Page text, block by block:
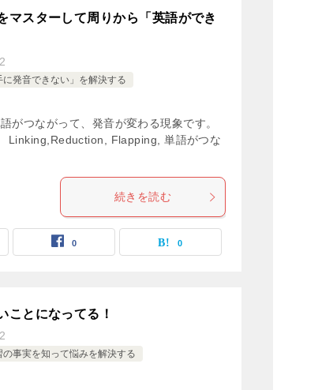
マスターして周りから「英語ができ
に発音できない」を解決する
がつながって、発音が変わる現象です。
Linking,Reduction, Flapping, 単語がつな
続きを読む
0 0
ことになってる！
の事実を知って悩みを解決する